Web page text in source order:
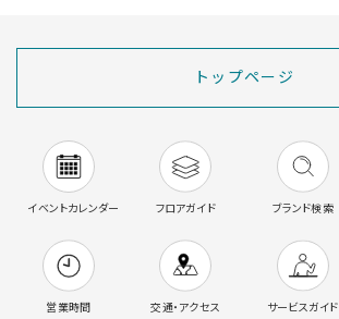
トップページ
イベントカレンダー フロアガイド ブランド検索
営業時間 交通・アクセス サービスガイド